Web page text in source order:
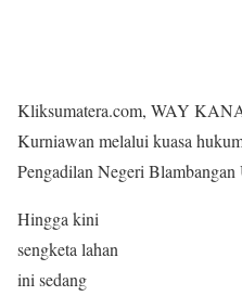
Kliksumatera.com, WAY
Kurniawan melalui kuasa
Pengadilan Negeri
Hingga kini
sengketa lahan
ini sedang